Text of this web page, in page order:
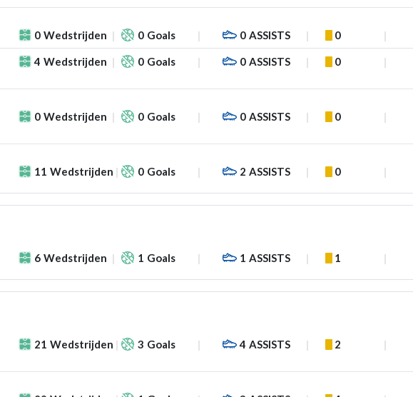
0 Wedstrijden 0 Goals 0 ASSISTS 0
4 Wedstrijden 0 Goals 0 ASSISTS 0
0 Wedstrijden 0 Goals 0 ASSISTS 0
11 Wedstrijden 0 Goals 2 ASSISTS 0
6 Wedstrijden 1 Goals 1 ASSISTS 1
21 Wedstrijden 3 Goals 4 ASSISTS 2